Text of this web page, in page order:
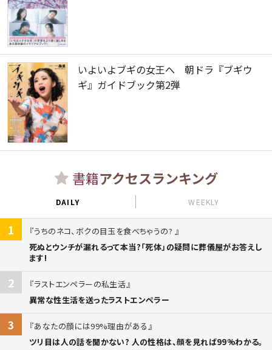
いよいよブギの女王へ 朝ドラ『ブギウ
ギ』ガイドブック第2弾
書籍アクセスランキング
DAILY WEEKLY
1
うちのネコ、ボクの目玉を食べちゃうの?
死ぬとウンチが漏れるって本当?「死体」の疑問に葬儀屋がお答えし
ます!
2
ラストエンペラーの私生活
異常な性生活を送ったラストエンペラー
3
あなたの顔には99%理由がある
ツリ目は人の話を聞かない? 人の性格は、顔を見れば99%わかる。